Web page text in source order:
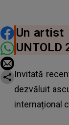
DISTRIBUIE
Un artist
UNTOLD
Invitată
dezvăluit
internațional